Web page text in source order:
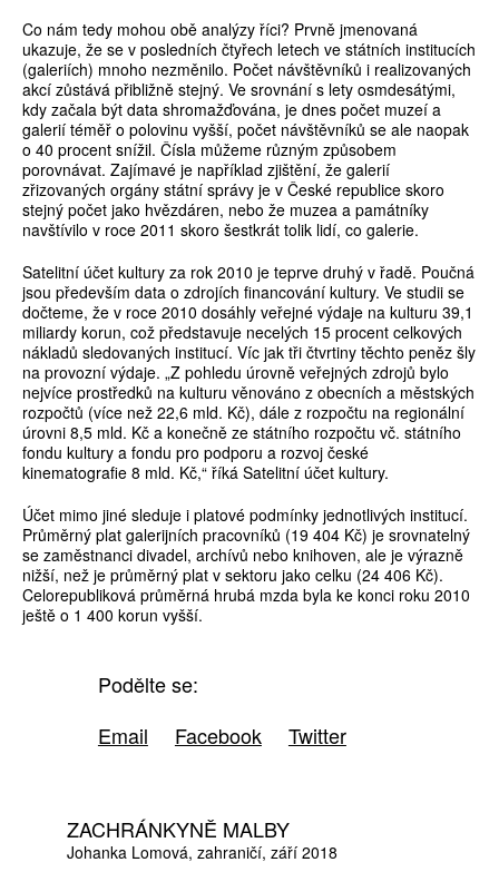
Co nám tedy mohou obě analýzy říci? Prvně jmenovaná
ukazuje, že se v posledních čtyřech letech ve státních institucích
(galeriích) mnoho nezměnilo. Počet návštěvníků i realizovaných
akcí zůstává přibližně stejný. Ve srovnání s lety osmdesátými,
kdy začala být data shromažďována, je dnes počet muzeí a
galerií téměř o polovinu vyšší, počet návštěvníků se ale naopak
o 40 procent snížil. Čísla můžeme různým způsobem
porovnávat. Zajímavé je například zjištění, že galerií
zřizovaných orgány státní správy je v České republice skoro
stejný počet jako hvězdáren, nebo že muzea a památníky
navštívilo v roce 2011 skoro šestkrát tolik lidí, co galerie.
Satelitní účet kultury za rok 2010 je teprve druhý v řadě. Poučná
jsou především data o zdrojích financování kultury. Ve studii se
dočteme, že v roce 2010 dosáhly veřejné výdaje na kulturu 39,1
miliardy korun, což představuje necelých 15 procent celkových
nákladů sledovaných institucí. Víc jak tři čtvrtiny těchto peněz šly
na provozní výdaje. „Z pohledu úrovně veřejných zdrojů bylo
nejvíce prostředků na kulturu věnováno z obecních a městských
rozpočtů (více než 22,6 mld. Kč), dále z rozpočtu na regionální
úrovni 8,5 mld. Kč a konečně ze státního rozpočtu vč. státního
fondu kultury a fondu pro podporu a rozvoj české
kinematografie 8 mld. Kč,“ říká Satelitní účet kultury.
Účet mimo jiné sleduje i platové podmínky jednotlivých institucí.
Průměrný plat galerijních pracovníků (19 404 Kč) je srovnatelný
se zaměstnanci divadel, archívů nebo knihoven, ale je výrazně
nižší, než je průměrný plat v sektoru jako celku (24 406 Kč).
Celorepubliková průměrná hrubá mzda byla ke konci roku 2010
ještě o 1 400 korun vyšší.
Podělte se:
Email
Facebook Twitter
ZACHRÁNKYNĚ MALBY
Johanka Lomová zahraničí září 2018